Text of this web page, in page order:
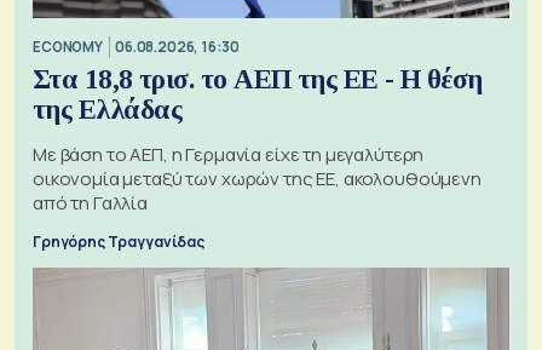
ECONOMY 06.08.2026, 16:30
Στα 18,8 τρισ. το ΑΕΠ της ΕΕ - Η θέση
της Ελλάδας
Με βάση το ΑΕΠ, η Γερμανία είχε τη μεγαλύτερη
οικονομία μεταξύ των χωρών της ΕΕ, ακολουθούμενη
από τη Γαλλία
Γρηγόρης Τραγγανίδας